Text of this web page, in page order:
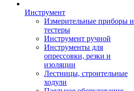
Инструмент
Измерительные приборы и
тестеры
Инструмент ручной
Инструменты для
опрессовки, резки и
изоляции
Лестницы, строительные
ходули